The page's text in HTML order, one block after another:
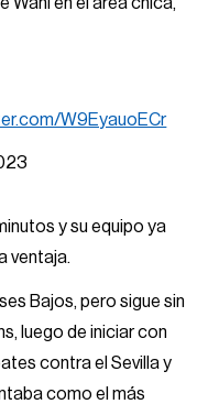
W9EyauoECr
y su equipo ya
ventaja.
Bajos, pero sigue sin
luego de iniciar con
contra el Sevilla y
como el más